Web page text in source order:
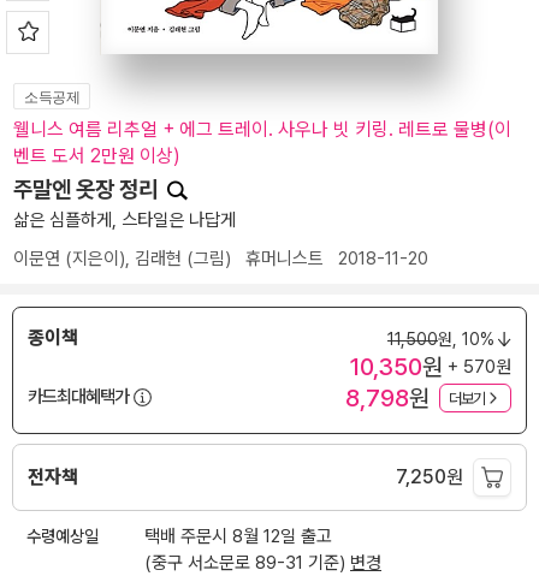
소득공제
웰니스 여름 리추얼 + 에그 트레이. 사우나 빗 키링. 레트로 물병(이
벤트 도서 2만원 이상)
주말엔 옷장 정리
삶은 심플하게, 스타일은 나답게
이문연 (지은이), 김래현 (그림) 휴머니스트 2018-11-20
종이책 11,500원, 10%
10,350원 + 570원
카드최대혜택가
8,798원 더보기
전자책 7,250원
수령예상일
택배 주문시 8월 12일 출고
(중구 서소문로 89-31 기준) 변경